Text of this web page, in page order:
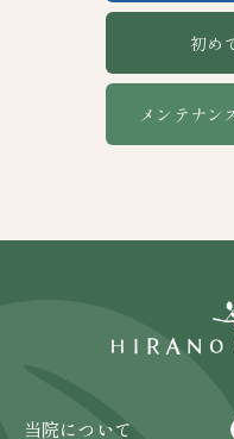
初め
メンテナン
当院について